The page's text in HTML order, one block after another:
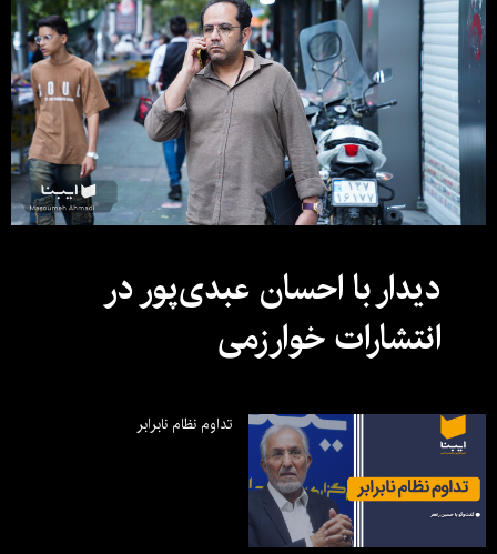
دیدار با احسان عبدی‌پور در
انتشارات خوارزمی
تداوم نظام نابرابر